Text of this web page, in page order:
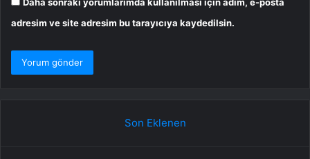
adresim ve site adresim bu tarayıcıya kaydedilsin.
Son Eklenen